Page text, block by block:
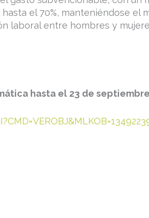
el 70%, manteniéndose el
laboral entre hombres y
hasta el 23 de